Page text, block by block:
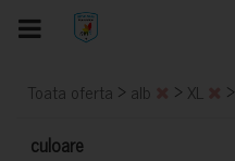
Toata oferta > alb > XL >
culoare